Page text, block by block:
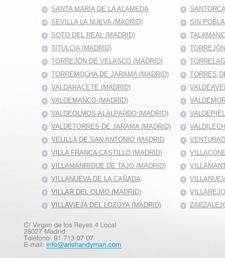
SANTA MARÍA DE LA ALAMEDA
SEVILLA LA NUEVA (MADRID)
SIN
SOTO DEL REAL (MADRID)
TITULCIA (MADRID)
TORREJÓN DE VELASCO (MADRID)
TORREMOCHA DE JARAMA (MADRID)
TORRES
VALDARACETE (MADRID)
VALDEMANCO (MADRID)
VALDEOLMOS-ALALPARDO (MADRID)
VALDETORRES DE JARAMA (MADRID)
VELILLA DE SAN ANTONIO (MADRID
VILLA FRANCA CASTILLO (MADRID)
VILLAMANRIQUE DE TAJO (MADRID)
VILLANUEVA DE LA CAÑADA
VILLAR DEL OLMO (MADRID)
VILLAVIEJA DEL LOZOYA (MADRID)